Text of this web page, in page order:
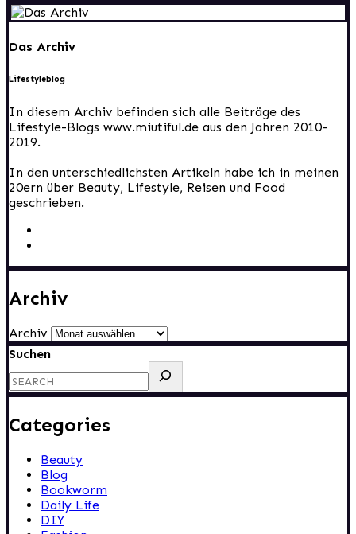
Das Archiv
Lifestyleblog
In diesem Archiv befinden sich alle Beiträge des
Lifestyle-Blogs www.miutiful.de aus den Jahren 2010-
2019.
In den unterschiedlichsten Artikeln habe ich in meinen
20ern über Beauty, Lifestyle, Reisen und Food
geschrieben.
Archiv
Archiv
Suchen
Categories
Beauty
Blog
Bookworm
Daily Life
DIY